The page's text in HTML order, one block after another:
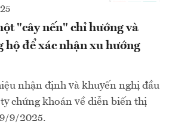
"cây nến" chỉ hướng và
hộ để xác nhận xu hướng
nhận định và khuyến nghị đầu
chứng khoán về diễn biến thị
9/2025.